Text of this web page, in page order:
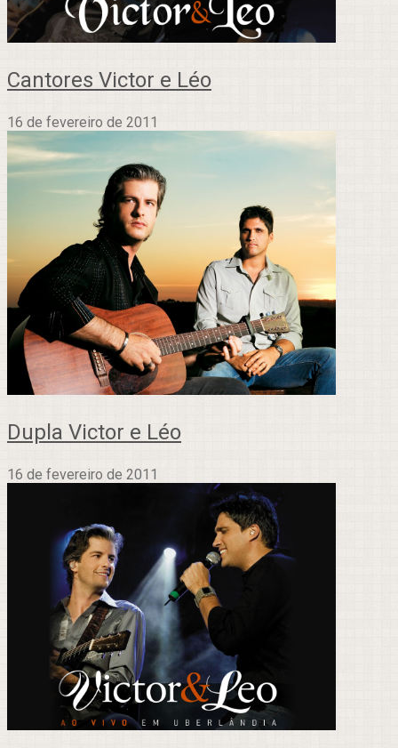
Cantores Victor e Léo
16 de fevereiro de 2011
Dupla Victor e Léo
16 de fevereiro de 2011